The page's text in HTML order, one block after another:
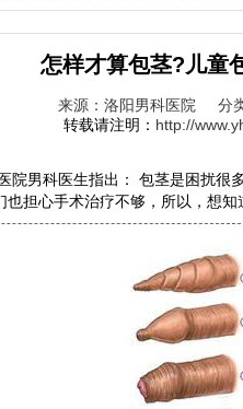
怎样才算包茎?儿童
来源：洛阳男科医院 分
转载请注明： http://
院男科医生指出： 包茎是困扰很
担心手术治疗不够，所以，想知